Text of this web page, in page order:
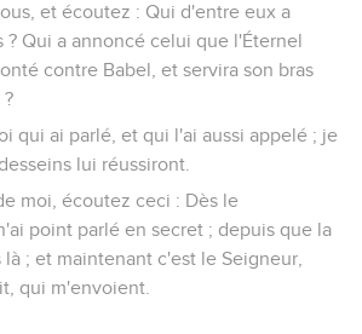
et écoutez : Qui d'entre eux a
? Qui a annoncé celui que l'Éternel
contre Babel, et servira son bras
?
qui ai parlé, et qui l'ai aussi appelé ; je
lui réussiront.
moi, écoutez ceci : Dès le
point parlé en secret ; depuis que la
; et maintenant c'est le Seigneur,
qui m'envoient.